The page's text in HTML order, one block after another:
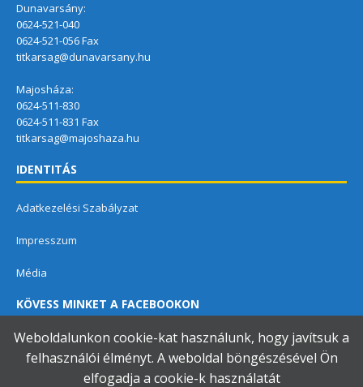
Dunavarsány:
0624-521-040
0624-521-056 Fax
titkarsag@dunavarsany.hu
Majosháza:
0624-511-830
0624-511-831 Fax
titkarsag@majoshaza.hu
IDENTITÁS
Adatkezelési Szabályzat
Impresszum
Média
KÖVESS MINKET A FACEBOOKON
Weboldalunkon cookie-kat használunk, hogy javítsuk a
felhasználói élményt. A weboldal böngészésével Ön
elfogadja a cookie-k használatát